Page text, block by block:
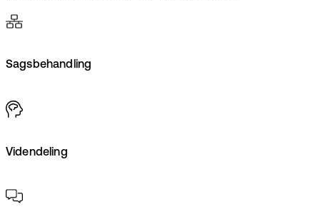
Sagsbehandling
Videndeling